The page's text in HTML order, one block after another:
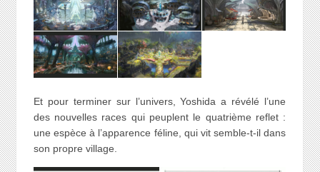
Et pour terminer sur l’univers, Yoshida a révélé l’une
des nouvelles races qui peuplent le quatrième reflet :
une espèce à l’apparence féline, qui vit semble-t-il dans
son propre village.